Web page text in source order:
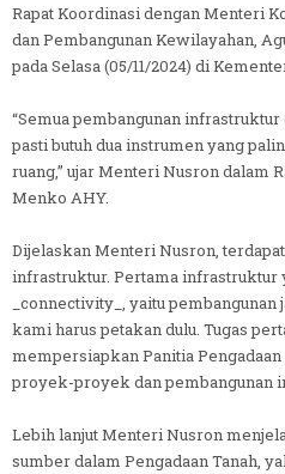
Rapat Koordinasi dengan Menteri
dan Pembangunan Kewilayahan,
pada Selasa (05/11/2024) di
“Semua pembangunan
pasti butuh dua instrumen yang
ruang,” ujar Menteri Nusron dalam
Menko AHY.
Dijelaskan Menteri Nusron,
infrastruktur. Pertama infrastruktur
_connectivity_, yaitu pembangunan
kami harus petakan dulu. Tugas
mempersiapkan Panitia
proyek-proyek dan pembangunan
Lebih lanjut Menteri Nusron
sumber dalam Pengadaan Tanah,